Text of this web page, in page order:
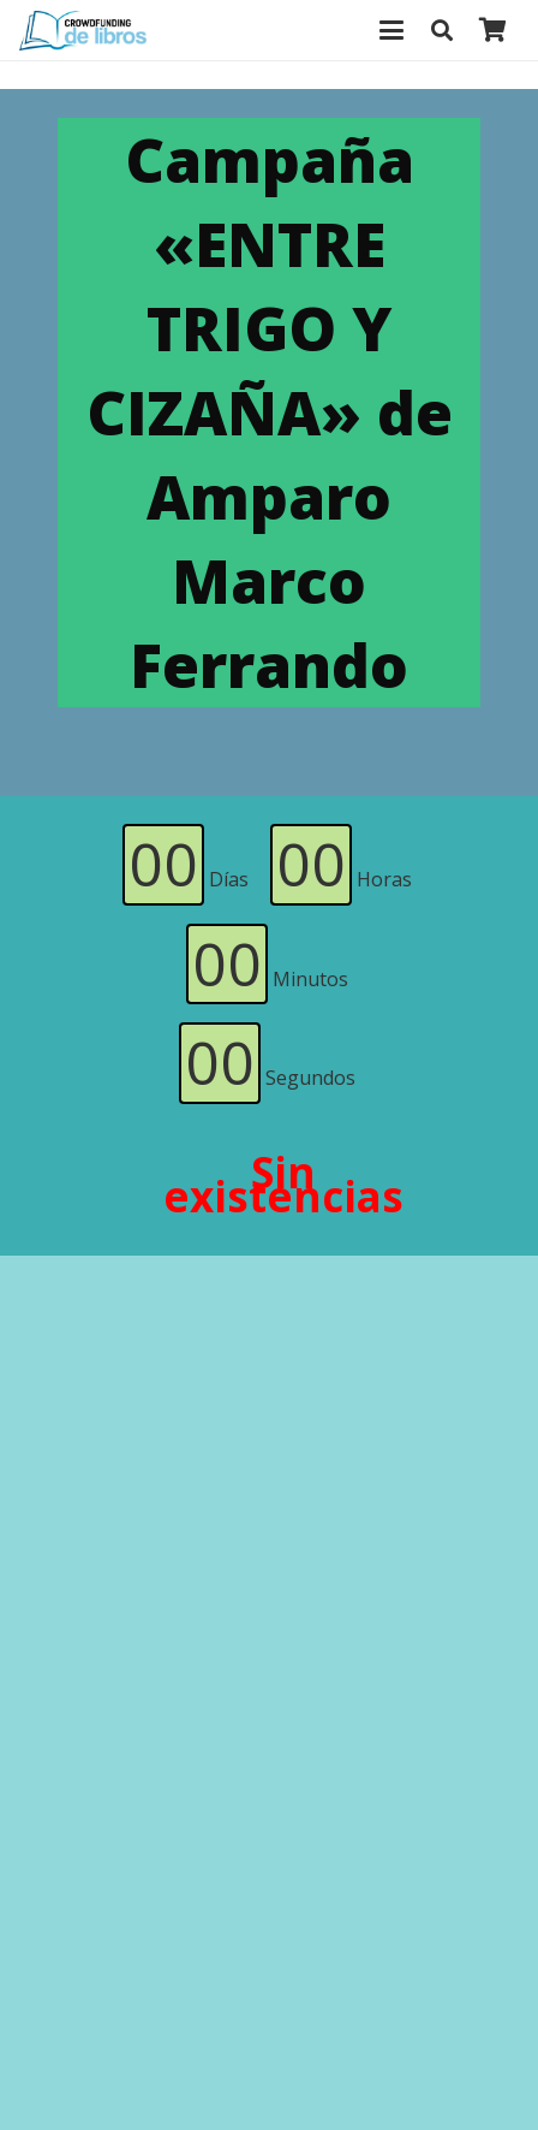
Campaña
«ENTRE
TRIGO Y
CIZAÑA» de
Amparo
Marco
Ferrando
00 Días 00 Horas
00 Minutos
00 Segundos
Sin
existencias